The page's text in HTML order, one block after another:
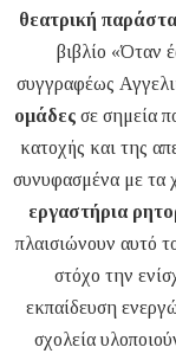
θεατρική
βιβλίο «Όταν
συγγραφέως
ομάδες σε σημεία
κατοχής και της
συνυφασμένα με τα
εργαστήρια
πλαισιώνουν αυτό
στόχο την
εκπαίδευση
σχολεία